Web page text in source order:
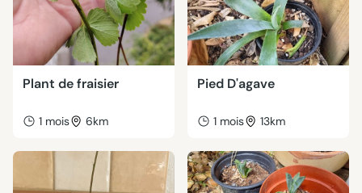
Plant de fraisier
1 mois 6km
Pied D'agave
1 mois 13km